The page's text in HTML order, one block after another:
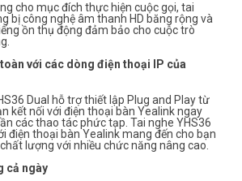
cho mục đích thực hiện cuộc gọi, tai
bị công nghệ âm thanh HD băng rộng và
ồn thụ động đảm bảo cho cuộc trò
với các dòng điện thoại IP của
Dual hỗ trợ thiết lập Plug and Play từ
kết nối với điện thoại bàn Yealink ngay
các thao tác phức tạp. Tai nghe YHS36
điện thoại bàn Yealink mang đến cho bạn
lượng với nhiều chức năng nâng cao.
cả ngày